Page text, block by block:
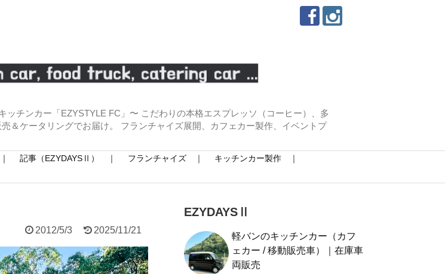
チンカー「EZYSTYLE FC」〜 こだわりの本格エスプレッソ（コーヒー）、多
＆ケータリングでお届け。 フランチャイズ展開、カフェカー製作、イベントプ
記事（EZYDAYSⅡ） ｜ フランチャイズ ｜
キッチンカー製作 ｜
2012/5/3 2025/11/21
EZYDAYSⅡ
軽バンのキッチンカー（カフ
ェカー / 移動販売車）｜在庫車
両販売